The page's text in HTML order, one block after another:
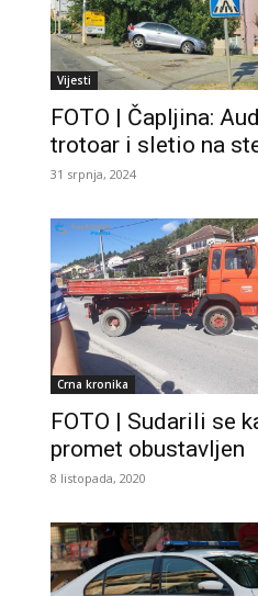
Vijesti
FOTO | Čapljina:
trotoar i sletio na
31 srpnja, 2024
Crna kronika
FOTO | Sudarili se
promet obustavljen
8 listopada, 2020